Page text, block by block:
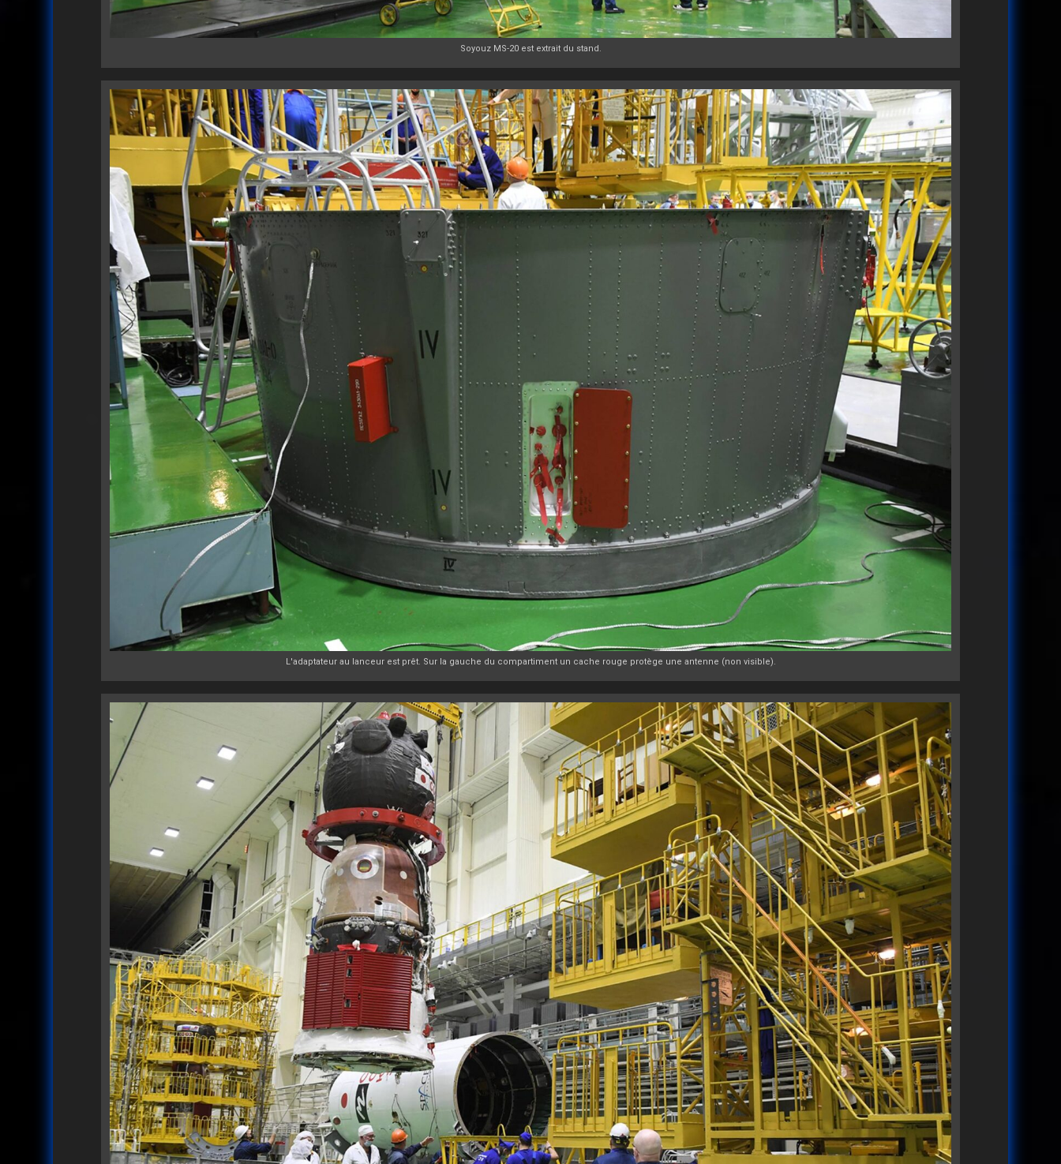
Soyouz MS-20 est extrait du stand.
L'adaptateur au lanceur est prêt. Sur la gauche du compartiment un cache rouge protège une antenne (non visible).